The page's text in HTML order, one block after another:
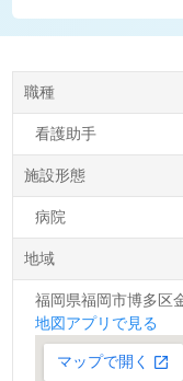
職種
看護助手
施設形態
病院
地域
福岡県福岡市博多区
地図アプリで見る